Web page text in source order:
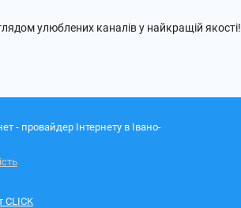
улюблених каналів у найкращій якості!
- провайдер Інтернету в Івано-
CLICK